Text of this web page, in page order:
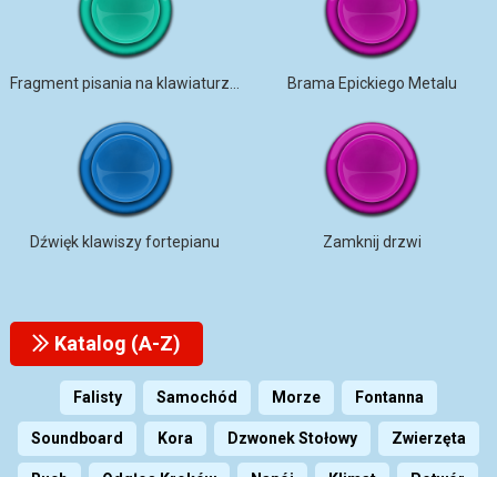
Brama Epickiego Metalu
Dźwięk klawiszy fortepianu Zamknij drzwi
Katalog (A-Z)
Falisty Samochód Morze Fontanna
Soundboard Kora Dzwonek Stołowy Zwierzęta